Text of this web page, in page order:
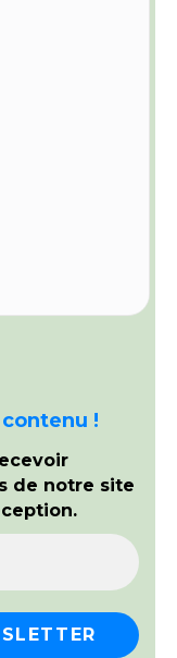
!
de notre site